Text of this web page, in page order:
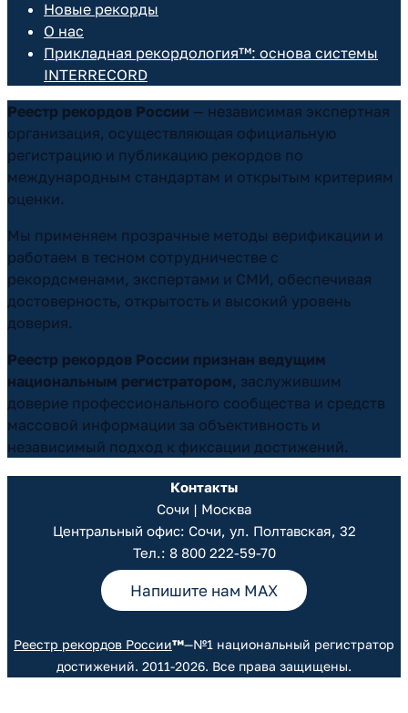
Новые рекорды
О нас
Прикладная рекордология™: основа системы
INTERRECORD
Реестр рекордов России — независимая экспертная
организация, осуществляющая официальную
регистрацию и публикацию рекордов по
международным стандартам и открытым критериям
оценки.
Мы применяем прозрачные методы верификации и
работаем в тесном сотрудничестве с
рекордсменами, экспертами и СМИ, обеспечивая
достоверность, открытость и высокий уровень
доверия.
Реестр рекордов России признан ведущим
национальным регистратором, заслужившим
доверие профессионального сообщества и средств
массовой информации за объективность и
независимый подход к фиксации достижений.
Контакты
Сочи | Москва
Центральный офис: Сочи, ул. Полтавская, 32
Тел.: 8 800 222-59-70
Напишите нам MAX
Реестр рекордов России™—№1 национальный регистратор
достижений. 2011-2026. Все права защищены.